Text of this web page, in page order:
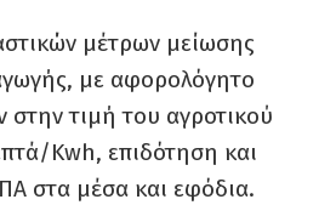
μέτρων μείωσης
με αφορολόγητο
στην τιμή του αγροτικού
Kwh, επιδότηση και
στα μέσα και εφόδια.